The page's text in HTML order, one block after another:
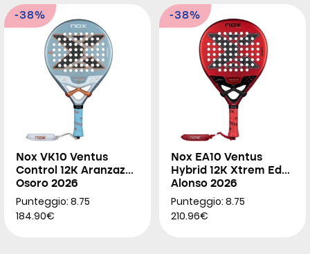
-38%
Nox VK10 Ventus
Control 12K Aranzazu
Osoro 2026
Punteggio: 8.75
184.90€
-38%
Nox EA10 Ventus
Hybrid 12K Xtrem Edu
Alonso 2026
Punteggio: 8.75
210.96€